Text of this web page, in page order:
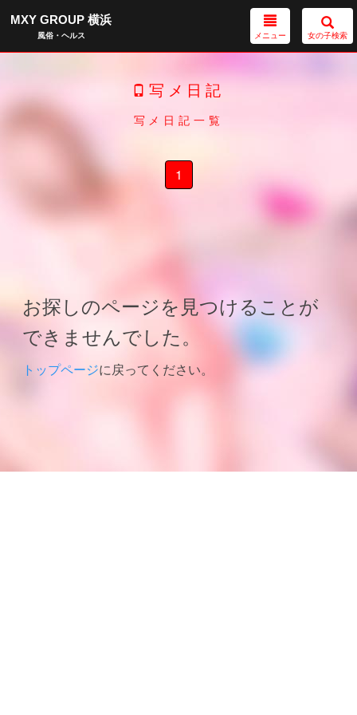
女の子検索
メニュー
MXY GROUP 横浜
風俗・ヘルス
写メ日記
写メ日記一覧
1
お探しのページを見つけることが
できませんでした。
トップページに戻ってください。